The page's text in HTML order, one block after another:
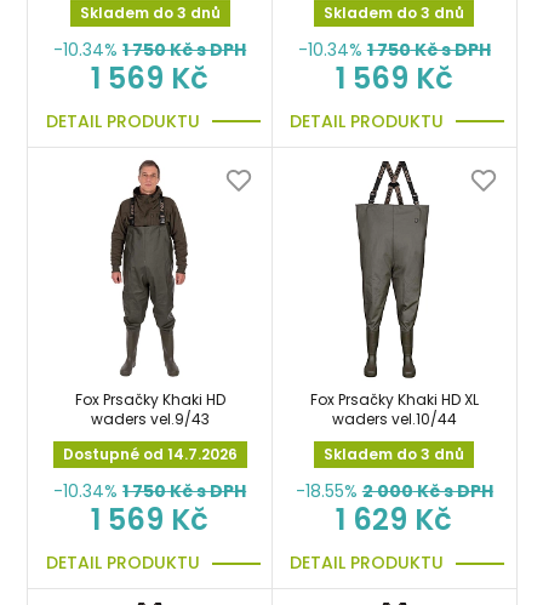
Skladem do 3 dnů
-10.34% 1 750Kč s DPH
1 569 Kč
DETAIL PRODUKTU
Skladem do 3 dnů
-10.34% 1 750Kč s DPH
1 569 Kč
DETAIL PRODUKTU
Fox Prsačky Khaki HD
waders vel.9/43
Dostupné od 14.7.2026
-10.34% 1 750Kč s DPH
1 569 Kč
DETAIL PRODUKTU
Fox Prsačky Khaki HD XL
waders vel.10/44
Skladem do 3 dnů
-18.55% 2 000Kč s DPH
1 629 Kč
DETAIL PRODUKTU